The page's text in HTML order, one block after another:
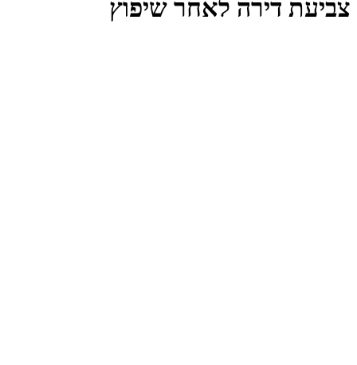
צביעת דירה לאחר שיפוץ